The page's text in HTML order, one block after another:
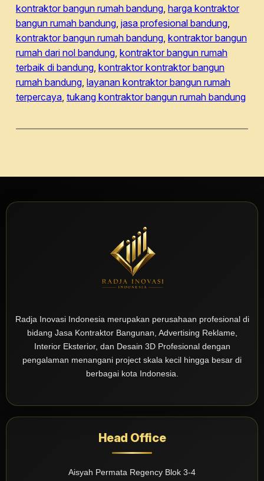
kontraktor bangun rumah bandung, harga kontraktor
bangun rumah bandung, jasa profesional bandung
kontraktor bangun rumah bandung, kontraktor bangun
rumah dari nol bandung, kontraktor bangun rumah
terbaik di bandung, kontraktor kontraktor bangun
rumah bandung, layanan kontraktor bangun rumah
terpercaya, tukang kontraktor bangun rumah bandung
Radja Inovasi Indonesia merupakan perusahaan profesional di
bidang Jasa Kontraktor Bangunan, Advertising Reklame,
Interior Eksterior, dan Desain 3D Profesional dengan
pengalaman menangani project skala kecil hingga besar di
berbagai kota Indonesia.
Head Office
Aisyah Permata Regency Blok 3-4